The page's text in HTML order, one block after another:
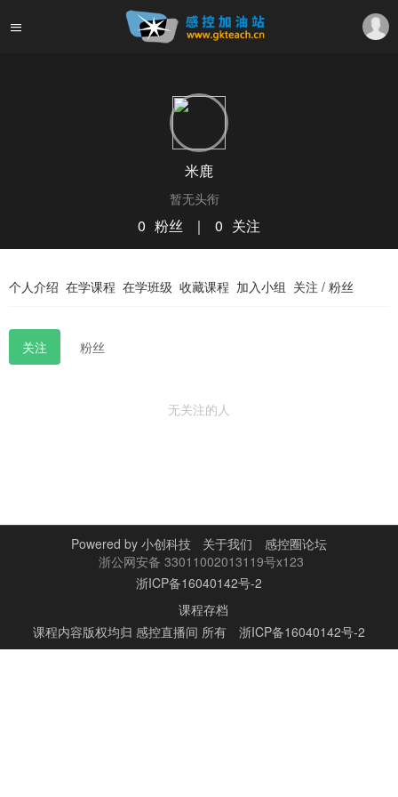
米鹿
暂无头衔
0 粉丝 ｜ 0 关注
个人介绍 在学课程 在学班级 收藏课程 加入小组 关注 / 粉丝
关注 粉丝
无关注的人
Powered by 小创科技 关于我们
感控圈论坛
浙公网安备 33011002013119号x123
浙ICP备16040142号-2
课程存档
课程内容版权均归 感控直播间 所有 浙ICP备16040142号-2